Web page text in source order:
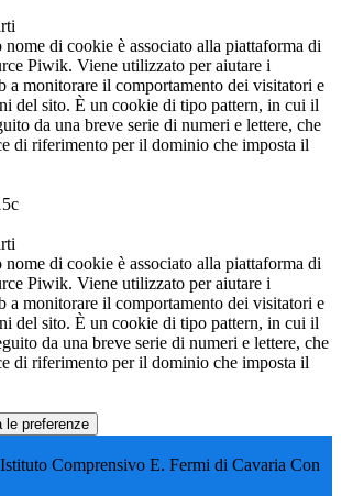
nome di cookie è associato alla piattaforma di
Piwik. Viene utilizzato per aiutare i
a monitorare il comportamento dei visitatori e
del sito. È un cookie di tipo pattern, in cui il
da una breve serie di numeri e lettere, che
di riferimento per il dominio che imposta il
nome di cookie è associato alla piattaforma di
Piwik. Viene utilizzato per aiutare i
a monitorare il comportamento dei visitatori e
del sito. È un cookie di tipo pattern, in cui il
da una breve serie di numeri e lettere, che
di riferimento per il dominio che imposta il
le preferenze
Istituto Comprensivo E. Fermi di Cavaria Con